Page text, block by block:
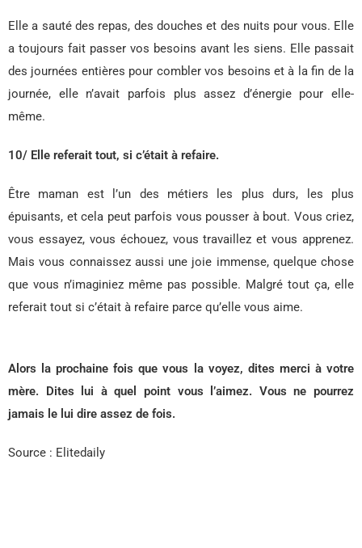
Elle a sauté des repas, des douches et des nuits pour vous. Elle
a toujours fait passer vos besoins avant les siens. Elle passait
des journées entières pour combler vos besoins et à la fin de la
journée, elle n’avait parfois plus assez d’énergie pour elle-
même.
10/ Elle referait tout, si c’était à refaire.
Être maman est l’un des métiers les plus durs, les plus
épuisants, et cela peut parfois vous pousser à bout. Vous criez,
vous essayez, vous échouez, vous travaillez et vous apprenez.
Mais vous connaissez aussi une joie immense, quelque chose
que vous n’imaginiez même pas possible. Malgré tout ça, elle
referait tout si c’était à refaire parce qu’elle vous aime.
Alors la prochaine fois que vous la voyez, dites merci à votre
mère. Dites lui à quel point vous l’aimez. Vous ne pourrez
jamais le lui dire assez de fois.
Source : Elitedaily